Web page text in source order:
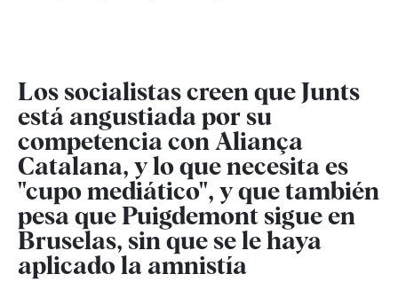
Los socialistas creen que Junts
está angustiada por su
competencia con Aliança
Catalana, y lo que necesita es
"cupo mediático", y que también
pesa que Puigdemont sigue en
Bruselas, sin que se le haya
aplicado la amnistía